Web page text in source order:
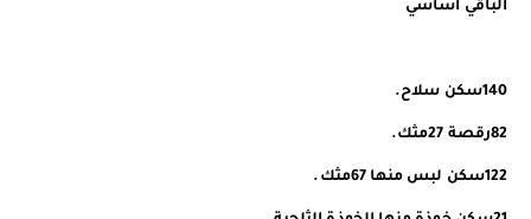
الباقي اساسي
140سكن سلاح.
82رقصة 27مثك.
122سكن لبس منها 67مثك.